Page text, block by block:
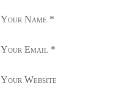
Your Name *
Your Email *
Your Website